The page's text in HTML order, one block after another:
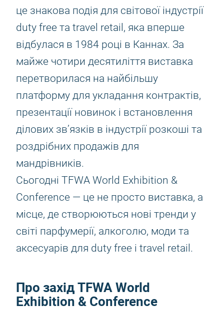
це знакова подія для світової індустрії
duty free та travel retail, яка вперше
відбулася в 1984 році в Каннах. За
майже чотири десятиліття виставка
перетворилася на найбільшу
платформу для укладання контрактів,
презентації новинок і встановлення
ділових зв’язків в індустрії розкоші та
роздрібних продажів для
мандрівників.
Сьогодні TFWA World Exhibition &
Conference — це не просто виставка, а
місце, де створюються нові тренди у
світі парфумерії, алкоголю, моди та
аксесуарів для duty free і travel retail.
Про захід TFWA World
Exhibition & Conference